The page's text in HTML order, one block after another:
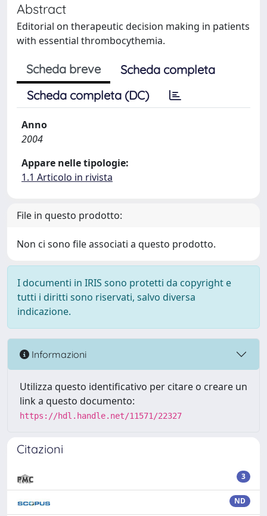
Abstract
Editorial on therapeutic decision making in patients
with essential thrombocythemia.
Scheda breve
Scheda completa
Scheda completa (DC)
Anno
2004
Appare nelle tipologie:
1.1 Articolo in rivista
File in questo prodotto:
Non ci sono file associati a questo prodotto.
I documenti in IRIS sono protetti da copyright e
tutti i diritti sono riservati, salvo diversa
indicazione.
Informazioni
Utilizza questo identificativo per citare o creare un
link a questo documento:
https://hdl.handle.net/11571/22327
Citazioni
3
ND